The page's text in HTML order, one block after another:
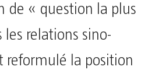
de « question la plus
relations sino-
reformulé la position